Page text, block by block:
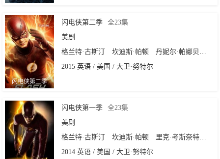
闪电侠第二季
闪电侠第二季
全23集
美剧
格兰特·古斯汀
坎迪斯·帕顿 丹妮尔·帕娜贝克
2015 英语 / 美国 / 大卫·努特尔
闪电侠第一季
全23集
美剧
格兰特·古斯汀
坎迪斯·帕顿 里克·考斯奈特
2014 英语 / 美国 / 大卫·努特尔